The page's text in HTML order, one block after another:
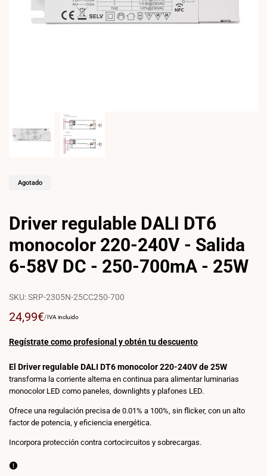
Agotado
Driver regulable DALI DT6
monocolor 220-240V - Salida
6-58V DC - 250-700mA - 25W
SKU:SRP-2305N-25CC250-700
Precio
venta
24,99€PRECIO
/POR
IVA incluido
Regístrate como profesional y obtén tu descuento
El Driver regulable DALI DT6 monocolor 220-240V de 25W
transforma la corriente alterna en continua para alimentar luminarias
monocolor LED como paneles, downlights y plafones LED.
Ofrece una regulación precisa de 0.01% a 100%, sin flicker, con un alto
factor de potencia, y eficiencia energética.
Incorpora protección contra cortocircuitos y sobrecargas.